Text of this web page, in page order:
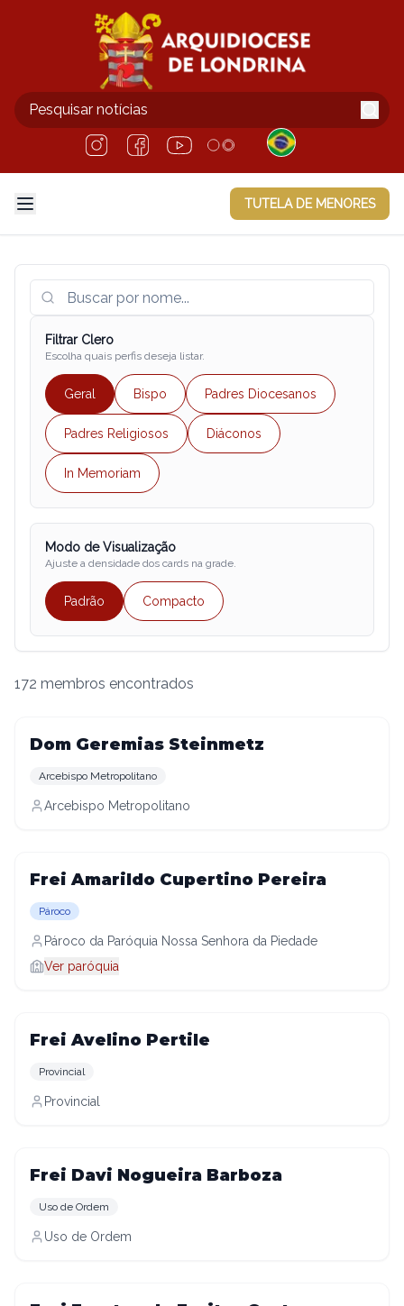
TUTELA DE MENORES
Filtrar Clero
Escolha quais perfis deseja listar.
Geral Bispo Padres Diocesanos
Padres Religiosos Diáconos
In Memoriam
Modo de Visualização
Ajuste a densidade dos cards na grade.
Padrão Compacto
172 membros encontrados
Dom Geremias Steinmetz
Arcebispo Metropolitano
Arcebispo Metropolitano
Frei Amarildo Cupertino Pereira
Pároco
Pároco da Paróquia Nossa Senhora da Piedade
Ver paróquia
Frei Avelino Pertile
Provincial
Provincial
Frei Davi Nogueira Barboza
Uso de Ordem
Uso de Ordem